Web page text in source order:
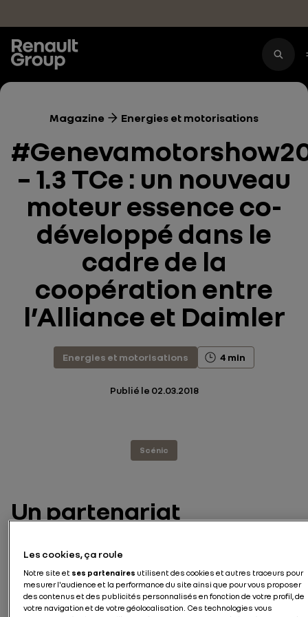
Magazine Energies et motorisations
– 1.3 TCe : un nouveau
moteur essence co-
développé dans le
cadre de la
coopération entre
l’Alliance et Daimler
Energies et motorisations 4 min
Publié le 02.03.2018
Scénic
Un partenariat
fruits
C’est l’un des temps forts de ce début d’année 2018
pour la gamme Renault. Le lancement du nouveau
Les cookies, ça roule
Notre site et ses partenaires utilisent des cookies et autres traceurs pour
mesurer l'audience et la performance du site ainsi que pour vous proposer
des contenus et des publicités personnalisés en fonction de votre profil, de
votre navigation et de votre géolocalisation. Ces technologies vous